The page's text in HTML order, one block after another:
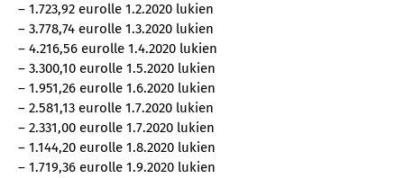
– 1.723,92 eurolle 1.2.2020 lukien
– 3.778,74 eurolle 1.3.2020 lukien
– 4.216,56 eurolle 1.4.2020 lukien
– 3.300,10 eurolle 1.5.2020 lukien
– 1.951,26 eurolle 1.6.2020 lukien
– 2.581,13 eurolle 1.7.2020 lukien
– 2.331,00 eurolle 1.7.2020 lukien
– 1.144,20 eurolle 1.8.2020 lukien
– 1.719,36 eurolle 1.9.2020 lukien